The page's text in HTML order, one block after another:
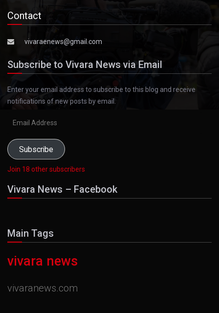
Contact
vivaraenews@gmail.com
Subscribe to Vivara News via Email
Enter your email address to subscribe to this blog and receive
notifications of new posts by email.
Subscribe
Join 18 other subscribers
Vivara News – Facebook
Main Tags
vivara news
vivaranews.com